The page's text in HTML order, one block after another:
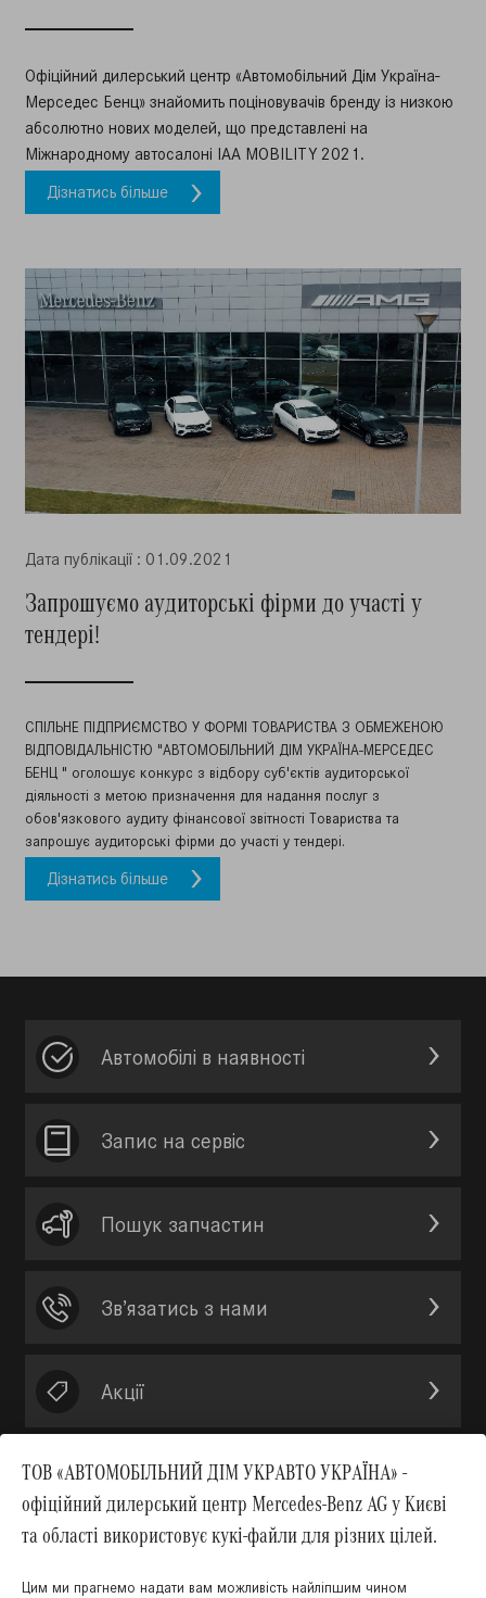
Офіційний дилерський центр «Автомобільний Дім Україна-
Мерседес Бенц» знайомить поціновувачів бренду із низкою
абсолютно нових моделей, що представлені на
Міжнародному автосалоні IAA MOBILITY 2021.
Дізнатись більше
Дата публiкацiї : 01.09.2021
Запрошуємо аудиторські фірми до участі у
тендері!
СПІЛЬНЕ ПІДПРИЄМСТВО У ФОРМІ ТОВАРИСТВА З ОБМЕЖЕНОЮ
ВІДПОВІДАЛЬНІСТЮ "АВТОМОБІЛЬНИЙ ДІМ УКРАЇНА-МЕРСЕДЕС
БЕНЦ " оголошує конкурс з відбору суб'єктів аудиторської
діяльності з метою призначення для надання послуг з
обов'язкового аудиту фінансової звітності Товариства та
запрошує аудиторські фірми до участі у тендері.
Дізнатись більше
ТОВ «АВТОМОБІЛЬНИЙ ДІМ УКРАВТО УКРАЇНА» -
офіційний дилерський центр Mercedes-Benz AG у Києві
та області використовує кукі-файли для різних цілей.
Цим ми прагнемо надати вам можливість найліпшим чином
Автомобілі в наявності
Запис на сервic
Пошук запчастин
Зв’язатись з нами
Акції
Вгору